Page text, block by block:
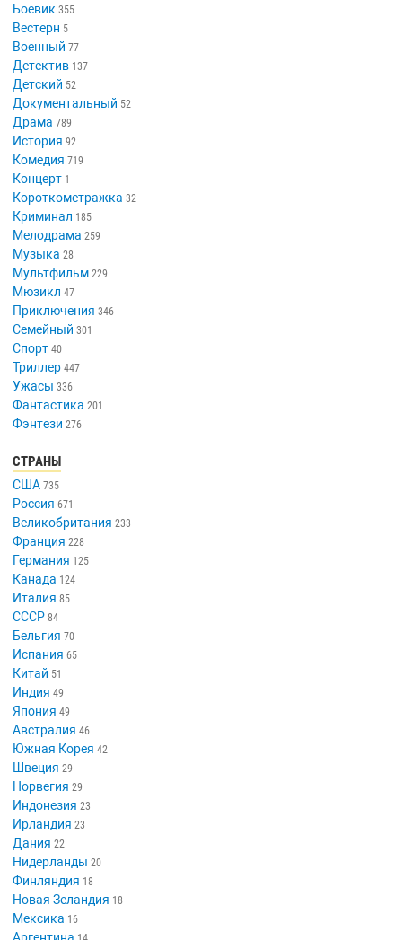
Боевик 355
Вестерн 5
Военный 77
Детектив 137
Детский 52
Документальный 52
Драма 789
История 92
Комедия 719
Концерт 1
Короткометражка 32
Криминал 185
Мелодрама 259
Музыка 28
Мультфильм 229
Мюзикл 47
Приключения 346
Семейный 301
Спорт 40
Триллер 447
Ужасы 336
Фантастика 201
Фэнтези 276
СТРАНЫ
США 735
Россия 671
Великобритания 233
Франция 228
Германия 125
Канада 124
Италия 85
СССР 84
Бельгия 70
Испания 65
Китай 51
Индия 49
Япония 49
Австралия 46
Южная Корея 42
Швеция 29
Норвегия 29
Индонезия 23
Ирландия 23
Дания 22
Нидерланды 20
Финляндия 18
Новая Зеландия 18
Мексика 16